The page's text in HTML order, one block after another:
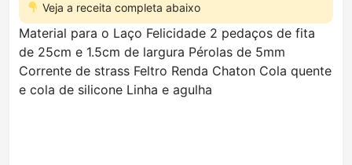
Veja a receita completa abaixo
Material para o Laço Felicidade 2 pedaços de fita
de 25cm e 1.5cm de largura Pérolas de 5mm
Corrente de strass Feltro Renda Chaton Cola quente
e cola de silicone Linha e agulha